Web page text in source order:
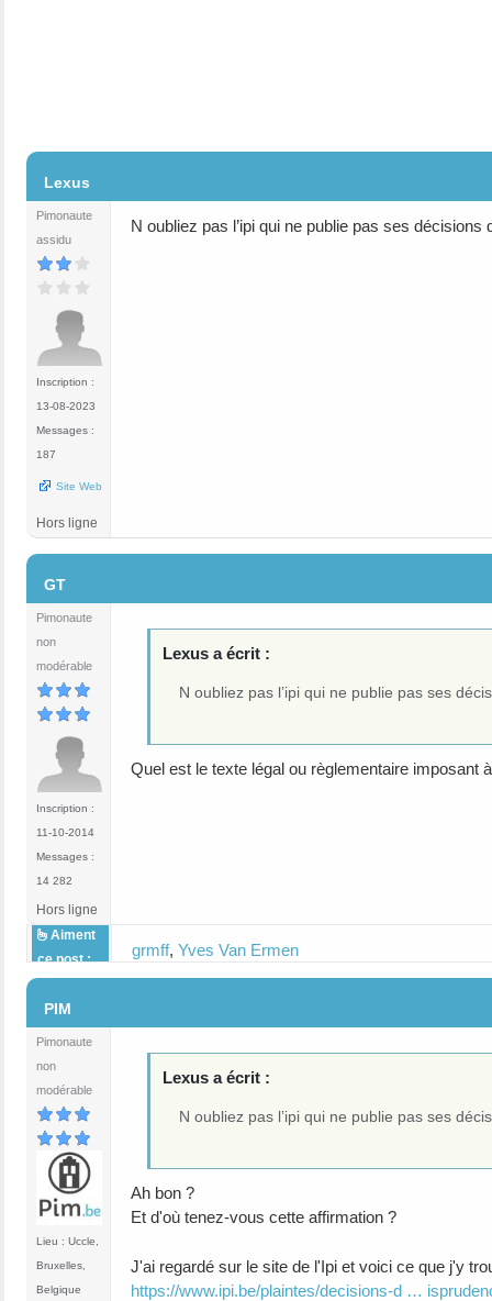
Lexus
Pimonaute
assidu
Inscription :
13-08-2023
Messages :
187
Site Web
N oubliez pas l’ipi qui ne publie pas ses
Hors ligne
GT
Pimonaute
non
modérable
Inscription :
11-10-2014
Messages :
14 282
Lexus a écrit :
N oubliez pas l’ipi qui ne publie pas ses
Quel est le texte légal ou règlementaire imposant
Hors ligne
Aiment
ce post :
grmff, Yves Van Ermen
PIM
Pimonaute
non
modérable
Lieu : Uccle,
Bruxelles,
Belgique
Lexus a écrit :
N oubliez pas l’ipi qui ne publie pas ses
Ah bon ?
Et d'où tenez-vous cette affirmation ?
J'ai regardé sur le site de l'Ipi et voici ce que j'y
https://www.ipi.be/plaintes/decisions-d …